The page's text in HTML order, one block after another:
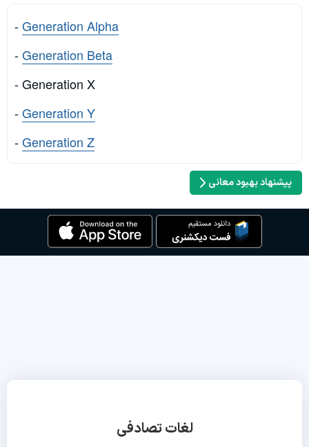
-Generation Alpha
-Generation Beta
- Generation X
-Generation Y
-Generation Z
پیشنهاد بهبود معانی
لغات تصادفی